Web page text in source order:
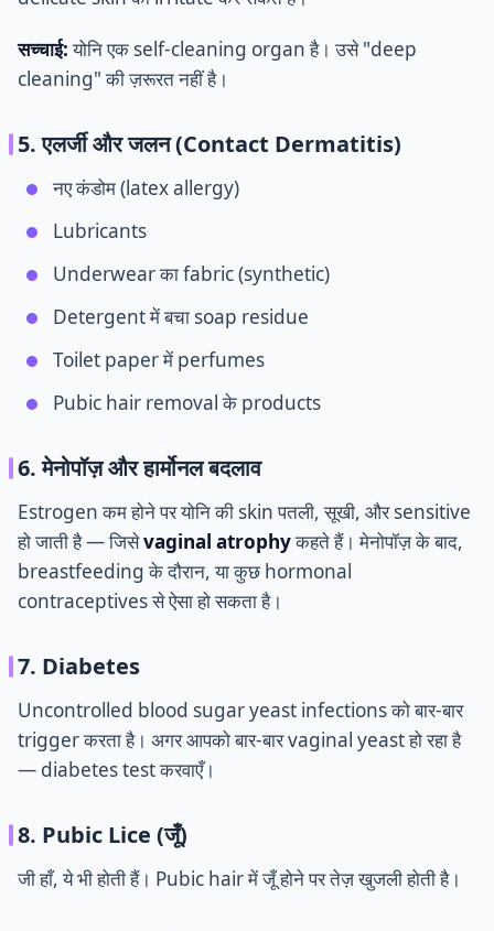
सच्चाई:योनि एक self-cleaning organ है। उसे "deep
cleaning" की ज़रूरत नहीं है।
5. एलर्जी और जलन (Contact Dermatitis)
नए कंडोम (latex allergy)
Lubricants
Underwear का fabric (synthetic)
Detergent में बचा soap residue
Toilet paper में perfumes
Pubic hair removal के products
6. मेनोपॉज़ और हार्मोनल बदलाव
Estrogen कम होने पर योनि की skin पतली, सूखी, और sensitive
हो जाती है — जिसेvaginal atrophyकहते हैं। मेनोपॉज़ के बाद,
breastfeeding के दौरान, या कुछ hormonal
contraceptives से ऐसा हो सकता है।
7. Diabetes
Uncontrolled blood sugar yeast infections को बार-बार
trigger करता है। अगर आपको बार-बार vaginal yeast हो रहा है
— diabetes test करवाएँ।
8. Pubic Lice (जूँ)
जी हाँ, ये भी होती हैं। Pubic hair में जूँ होने पर तेज़ खुजली होती है।